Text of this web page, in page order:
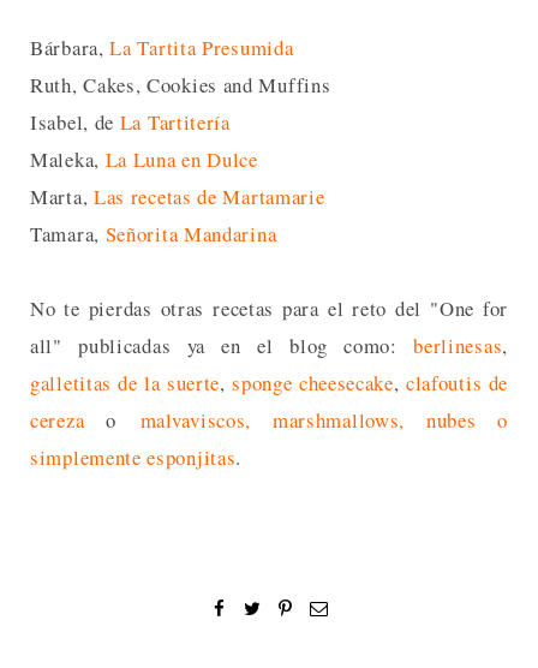
Bárbara,La Tartita Presumida
Ruth, Cakes, Cookies and Muffins
Isabel, de La Tartitería
Maleka, La Luna en Dulce
Marta, Las recetas de Martamarie
Tamara, Señorita Mandarina
No te pierdas otras recetas para el reto del "One for
all" publicadas ya en el blog como:berlinesas,
galletitas de la suerte,sponge cheesecake, clafoutis de
cereza o malvaviscos, marshmallows, nubes o
simplemente esponjitas.